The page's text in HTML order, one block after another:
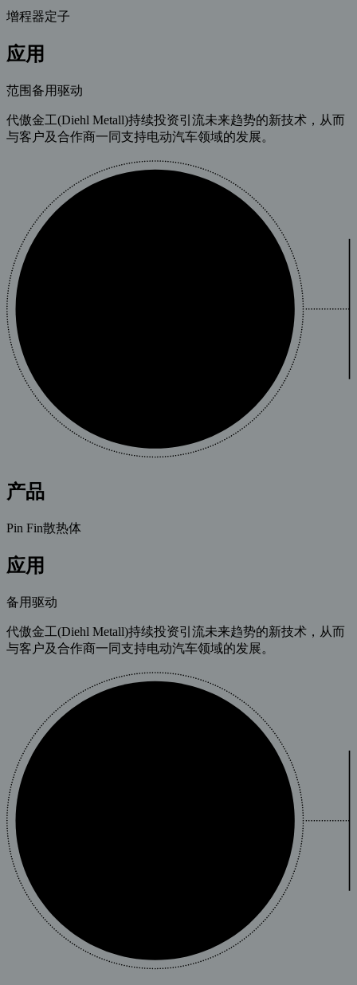
增程器定子
应用
范围备用驱动
代傲金工(Diehl Metall)持续投资引流未来趋势的新技术，从而
与客户及合作商一同支持电动汽车领域的发展。
产品
Pin Fin散热体
应用
备用驱动
代傲金工(Diehl Metall)持续投资引流未来趋势的新技术，从而
与客户及合作商一同支持电动汽车领域的发展。